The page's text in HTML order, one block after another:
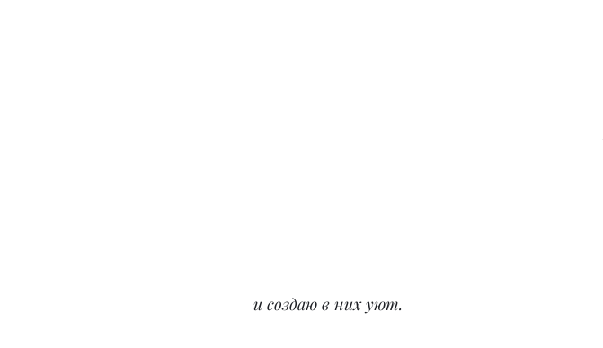
и создаю в них уют.